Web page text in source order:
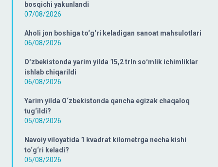
bosqichi yakunlandi
07/08/2026
Aholi jon boshiga to‘g‘ri keladigan sanoat mahsulotlari
06/08/2026
Oʻzbekistonda yarim yilda 15,2 trln soʻmlik ichimliklar
ishlab chiqarildi
06/08/2026
Yarim yilda O‘zbekistonda qancha egizak chaqaloq
tug‘ildi?
05/08/2026
Navoiy viloyatida 1 kvadrat kilometrga necha kishi
to‘g‘ri keladi?
05/08/2026